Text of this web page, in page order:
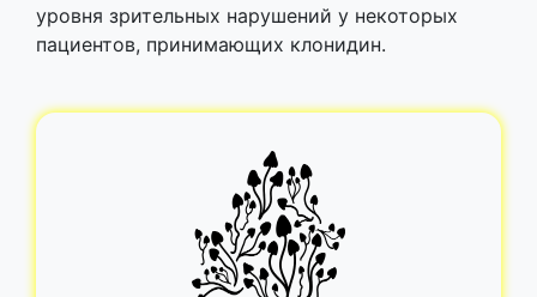
уровня зрительных нарушений у некоторых
пациентов, принимающих клонидин.